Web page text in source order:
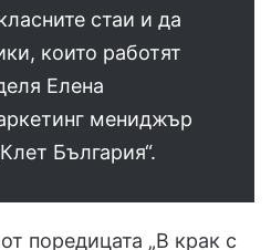
стаи и да
които работят
Елена
мениджър
България“.
поредицата „В крак с